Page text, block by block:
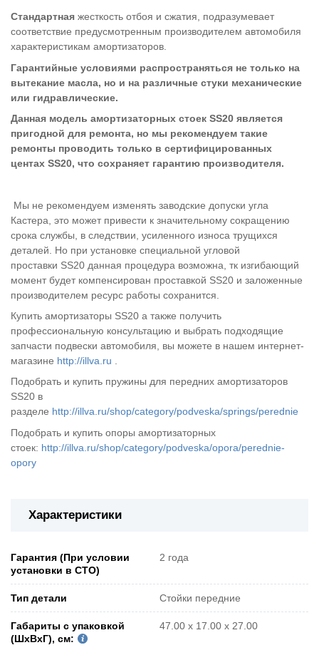
Стандартная жесткость отбоя и сжатия, подразумевает
соответствие предусмотренным производителем автомобиля
характеристикам амортизаторов.
Гарантийные условиями распространяться не только на
вытекание масла, но и на различные стуки механические
или гидравлические.
Данная модель амортизаторных стоек SS20 является
пригодной для ремонта, но мы рекомендуем такие
ремонты проводить только в сертифицированных
центах SS20, что сохраняет гарантию производителя.
Мы не рекомендуем изменять заводские допуски угла
Кастера, это может привести к значительному сокращению
срока службы, в следствии, усиленного износа трущихся
деталей. Но при установке специальной угловой
проставки SS20 данная процедура возможна, тк изгибающий
момент будет компенсирован проставкой SS20 и заложенные
производителем ресурс работы сохранится.
Купить амортизаторы SS20 а также получить
профессиональную консультацию и выбрать подходящие
запчасти подвески автомобиля, вы можете в нашем интернет-
магазине http://illva.ru
Подобрать и купить пружины для передних амортизаторов
SS20 в
разделе http://illva.ru/shop/category/podveska/springs/perednie
Подобрать и купить опоры амортизаторных
стоек: http://illva.ru/shop/category/podveska/opora/perednie-
opory
Характеристики
Гарантия (При условии
установки в СТО)
2 года
Тип детали Стойки передние
Габариты с упаковкой
(ШxВxГ), см:
47.00 x 17.00 x 27.00